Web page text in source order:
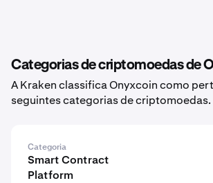
Categorias de criptomoedas de
A Kraken classifica Onyxcoin como
seguintes categorias de criptomoedas.
Categoria
Smart Contract
Platform